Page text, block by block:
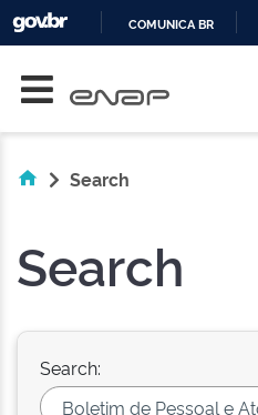
COMUNICA BR
Search
Search
Search: